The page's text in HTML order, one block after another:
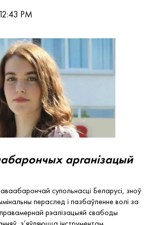
PM
арганізацый
супольнасці Беларусі, зноў
пераслед і пазбаўленне волі за
рэалізацыяй свабоды